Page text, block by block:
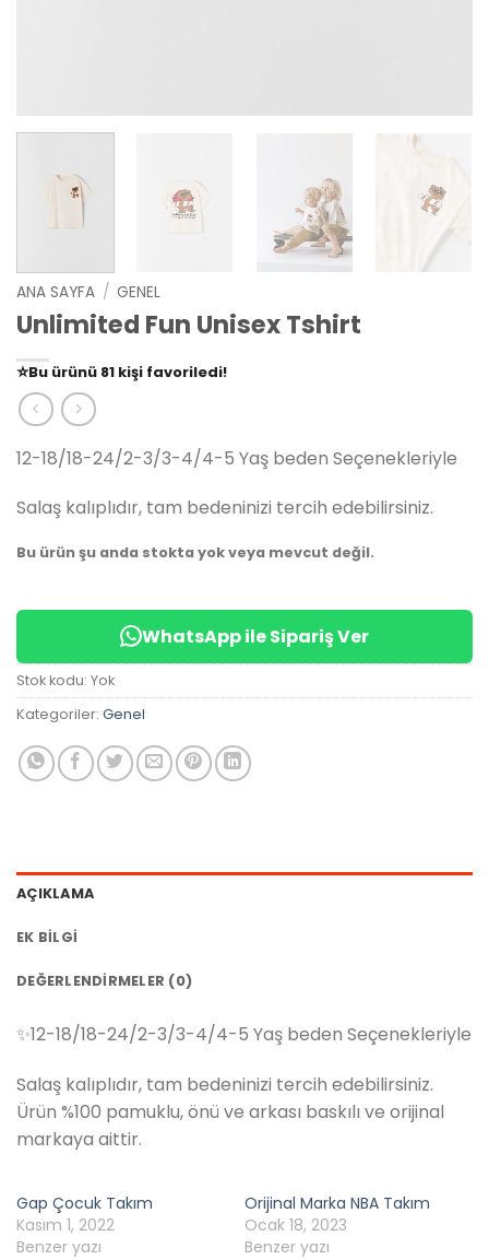
ANA SAYFA / GENEL
Unlimited Fun Unisex Tshirt
⭐️Bu ürünü 81 kişi favoriledi!
🛒39 kişisepetine ekledi!
✅ Bugün 14 adet
12-18/18-24/2-3/3-4/4-5 Yaş beden Seçenekleriyle
Salaş kalıplıdır, tam bedeninizi tercih edebilirsiniz.
Bu ürün şu anda stokta yok veya mevcut değil.
WhatsApp ile Sipariş Ver
Stok kodu: Yok
Kategoriler: Genel
AÇIKLAMA
EK BILGI
DEĞERLENDIRMELER (0)
✨12-18/18-24/2-3/3-4/4-5 Yaş beden Seçenekleriyle
Salaş kalıplıdır, tam bedeninizi tercih edebilirsiniz.
Ürün %100 pamuklu, önü ve arkası baskılı ve orijinal
markaya aittir.
Gap Çocuk Takım
Kasım 1, 2022
Benzer yazı
Orijinal Marka NBA Takım
Ocak 18, 2023
Benzer yazı